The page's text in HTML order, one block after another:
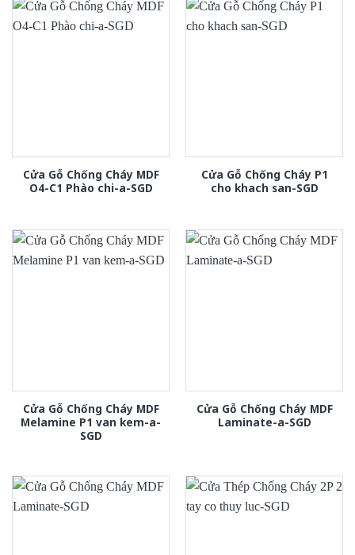
Cửa Gỗ Chống Cháy MDF
O4-C1 Phào chi-a-SGD
Cửa Gỗ Chống Cháy P1
cho khach san-SGD
Cửa Gỗ Chống Cháy MDF
Melamine P1 van kem-a-
SGD
Cửa Gỗ Chống Cháy MDF
Laminate-a-SGD